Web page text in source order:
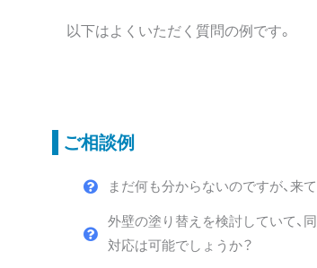
以下はよくいただく質問の例です。
ご相談例
まだ何も分からないのですが、来
外壁の塗り替えを検討していて、
対応は可能でしょうか？